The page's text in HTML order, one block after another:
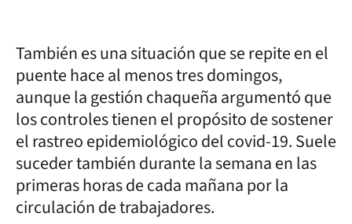
También es una situación que se repite en el
puente hace al menos tres domingos,
aunque la gestión chaqueña argumentó que
los controles tienen el propósito de sostener
el rastreo epidemiológico del covid-19. Suele
suceder también durante la semana en las
primeras horas de cada mañana por la
circulación de trabajadores.